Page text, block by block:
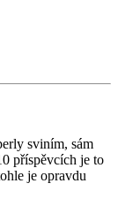
sviním, sám
příspěvcích je to
je opravdu